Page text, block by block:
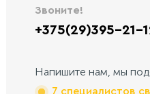
Звоните!
+375(29)395-21-
Напишите нам, мы
7 специалистов